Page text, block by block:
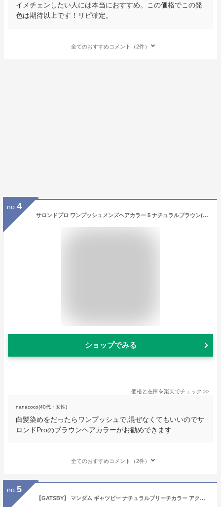
イメチェンしたい人には本当におすすめ。この価格でこの発
色は期待以上です！リピ確定。
全てのおすすめコメント（2件）
no. 4
サロンドプロ ワンプッシュメンズヘアカラー 5 ナチュラルブラウン(1セット)【サロンドプロ】[白髪用 男性用 メンズ ワンプッシュ]
ショップでみる
価格と在庫を楽天でチェック >>
nanacoco(40代・女性)
白髪染めをだったらワンプッシュで,混ぜなくてもいいのでサ
ロンドProのブラウンヘアカラーがお勧めできます
全てのおすすめコメント（2件）
no. 5
【GATSBY】 マンダム ギャツビー ナチュラルブリーチカラー アクアシルバー【メンズヘアカラー】【医薬部外品】